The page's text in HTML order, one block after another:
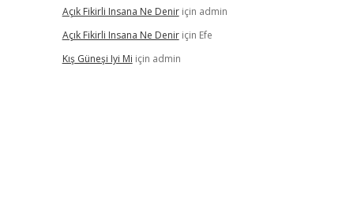
Açık Fikirli Insana Ne Deniriçin admin
Açık Fikirli Insana Ne Deniriçin Efe
Kış Güneşi Iyi Mi için admin